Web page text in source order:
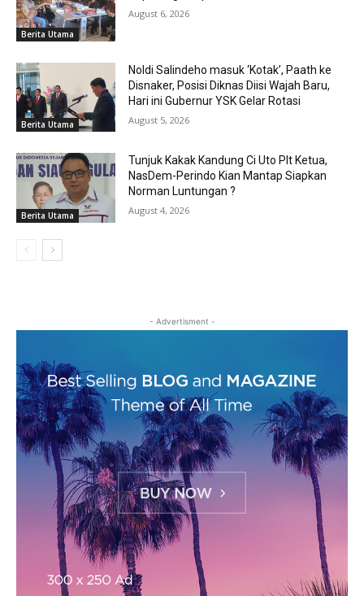
Berita Utama
August 6, 2026
Berita Utama
Noldi Salindeho masuk ‘Kotak’, Paath ke
Disnaker, Posisi Diknas Diisi Wajah Baru,
Hari ini Gubernur YSK Gelar Rotasi
August 5, 2026
Berita Utama
Tunjuk Kakak Kandung Ci Uto Plt Ketua,
NasDem-Perindo Kian Mantap Siapkan
Norman Luntungan ?
August 4, 2026
- Advertisment -